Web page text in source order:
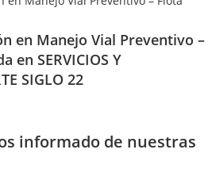
en Manejo Vial Preventivo –
en SERVICIOS Y
SIGLO 22
informado de nuestras